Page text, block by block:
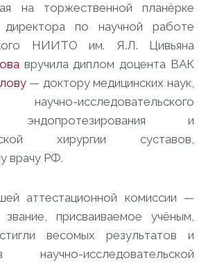
на торжественной планёрке
директора по научной работе
НИИТО им. Я.Л. Цивьяна
вручила диплом доцента ВАК
— доктору медицинских наук,
научно-исследовательского
и
хирургии суставов,
врачу РФ.
аттестационной комиссии —
присваиваемое учёным,
весомых результатов и
исследовательской